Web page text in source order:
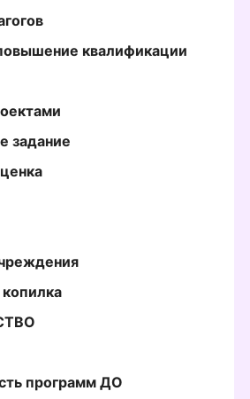
квалификации
задание
программ ДО